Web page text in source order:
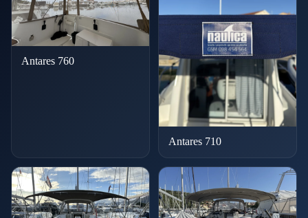
Antares 760
Antares 710